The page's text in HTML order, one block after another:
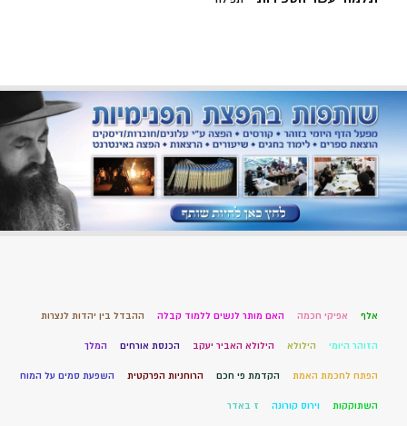
אלף אפיקי חכמה האם מותר לנשים ללמוד קבלה ההבדל בין יהדות לנצרות
הזוהר היומי הילולא הילולא האביר יעקב הכנסת אורחים המלך
הפתח לחכמת האמת הקדמת פי חכם הרוחניות הפרקטית השפעת סמים על המוח
השתוקקות וירוס קורונה ז באדר